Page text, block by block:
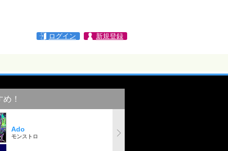
ログイン 新規登録
！
Ado
モンストロ